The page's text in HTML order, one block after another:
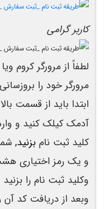
کاربر گرامی
لطفاً از مرورگر کروم
مرورگر خود را
ابتدا باید از
آدمک کیلک کنید و
کلید ثبت نام بزنید,
وکلید ثبت نام را
وبعد از دریافت کد